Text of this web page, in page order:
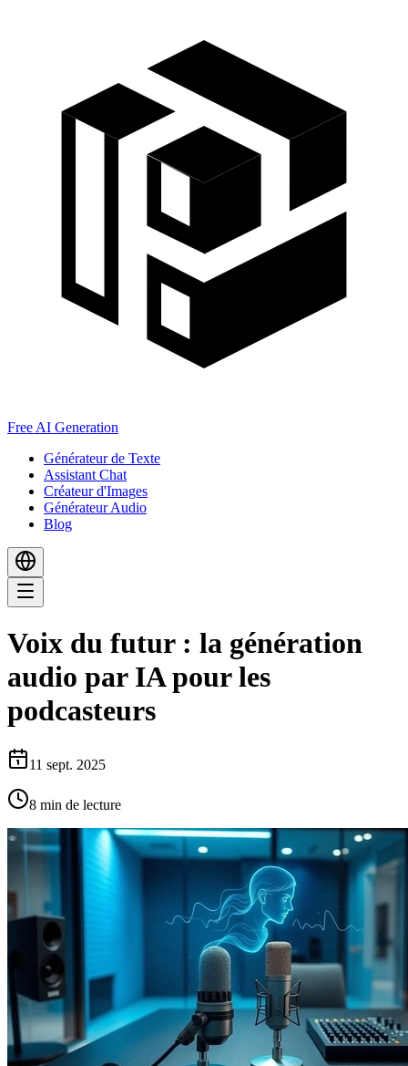
Free AI Generation
Générateur de Texte
Assistant Chat
Créateur d'Images
Générateur Audio
Blog
Voix du futur : la génération
audio par IA pour les
podcasteurs
11 sept. 2025
8 min de lecture